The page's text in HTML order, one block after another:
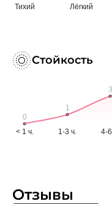
Стойкость
Отзывы